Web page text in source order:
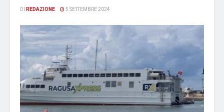
DI REDAZIONE 5 SETTEMBRE 2024